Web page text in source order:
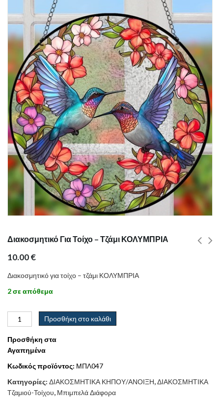
Διακοσμητικό Για Τοίχο – Τζάμι ΚΟΛΥΜΠΡΙΑ
10.00€
Διακοσμητικό για τοίχο – τζάμι ΚΟΛΥΜΠΡΙΑ
2 σε απόθεμα
Προσθήκη στο καλάθι
Προσθήκη στα
Αγαπημένα
Κωδικός προϊόντος: ΜΠΛ047
Κατηγορίες: ΔΙΑΚΟΣΜΗΤΙΚΑ ΚΗΠΟΥ/ΑΝΟΙΞΗ,ΔΙΑΚΟΣΜΗΤΙΚΑ
Τζαμιού-Τοίχου, Μπιμπελά Διάφορα